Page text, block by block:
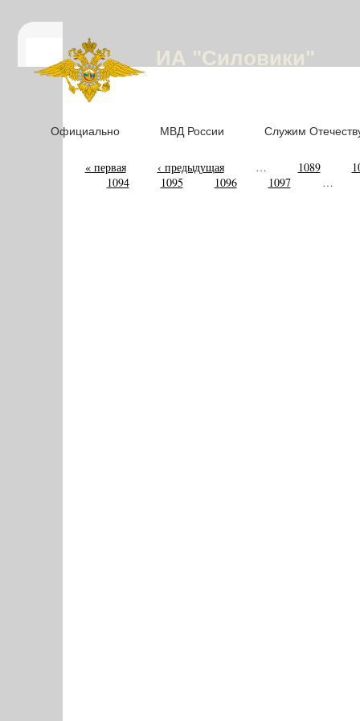
ИА "Силовики"
Официально МВД России Служим
« первая ‹ предыдущая … 1089
1094
1095 1096 1097 …